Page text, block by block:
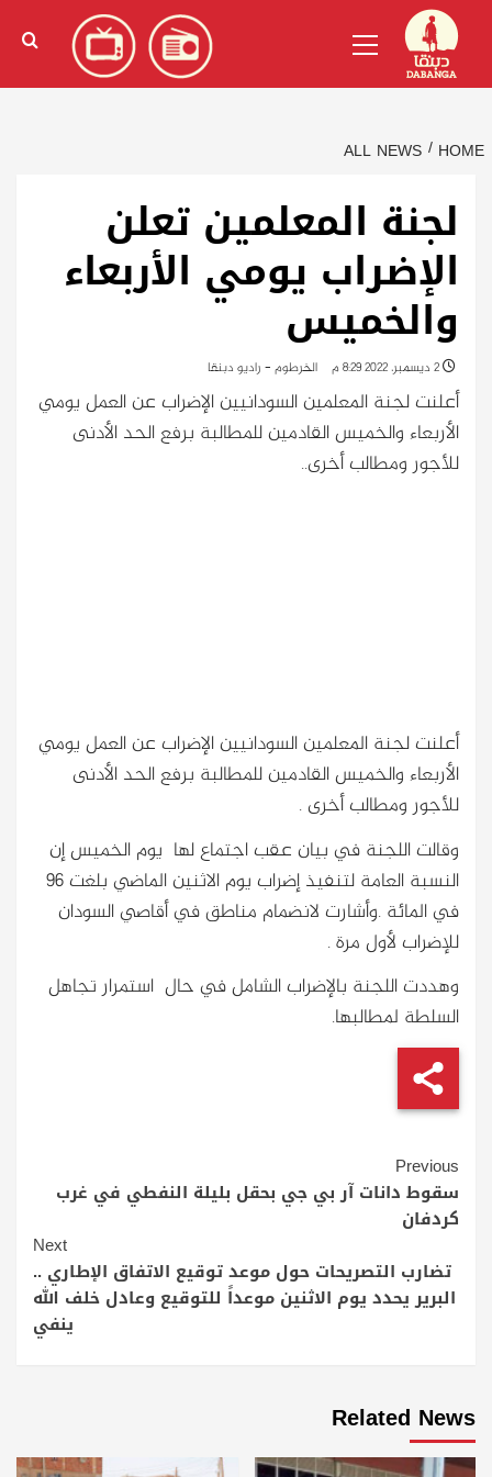
content
الإنجليزية)
Menu
HOME
ALL NEWS
لجنة المعلمين تعلن
الإضراب يومي الأربعاء
والخميس
الخرطوم - راديو دبنقا
أعلنت لجنة المعلمين السودانيين الإضراب عن العمل يومي
الأربعاء والخميس القادمين للمطالبة برفع الحد الأدنى
للأجور ومطالب أخرى..
أعلنت لجنة المعلمين السودانيين الإضراب عن العمل يومي
الأربعاء والخميس القادمين للمطالبة برفع الحد الأدنى
للأجور ومطالب أخرى .
وقالت اللجنة في بيان عقب اجتماع لها يوم الخميس إن
النسبة العامة لتنفيذ إضراب يوم الاثنين الماضي بلغت 96
في المائة .وأشارت لانضمام مناطق في أقاصي السودان
للإضراب لأول مرة .
وهددت اللجنة بالإضراب الشامل في حال استمرار تجاهل
السلطة لمطالبها.
Continue
Reading
Previous
سقوط دانات آر بي جي بحقل بليلة النفطي في غرب
كردفان
Next
تضارب التصريحات حول موعد توقيع الاتفاق الإطاري ..
البرير يحدد يوم الاثنين موعداً للتوقيع وعادل خلف الله
ينفي
Related News